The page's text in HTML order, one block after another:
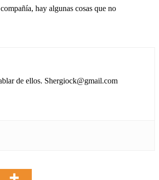
hay algunas cosas que no
de ellos. Shergiock@gmail.com